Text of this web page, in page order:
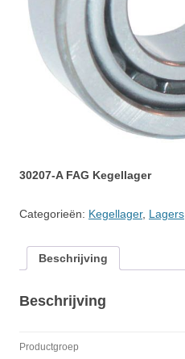
30207-A FAG Kegellager
Categorieën: Kegellager, Lagers
Beschrijving
Beschrijving
Productgroep